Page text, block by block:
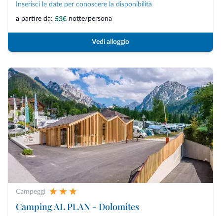
Inserisci le date per conoscere la disponibilità
a partire da: 53€ notte/persona
Vedi alloggio
Campeggi
Camping AL PLAN - Dolomites